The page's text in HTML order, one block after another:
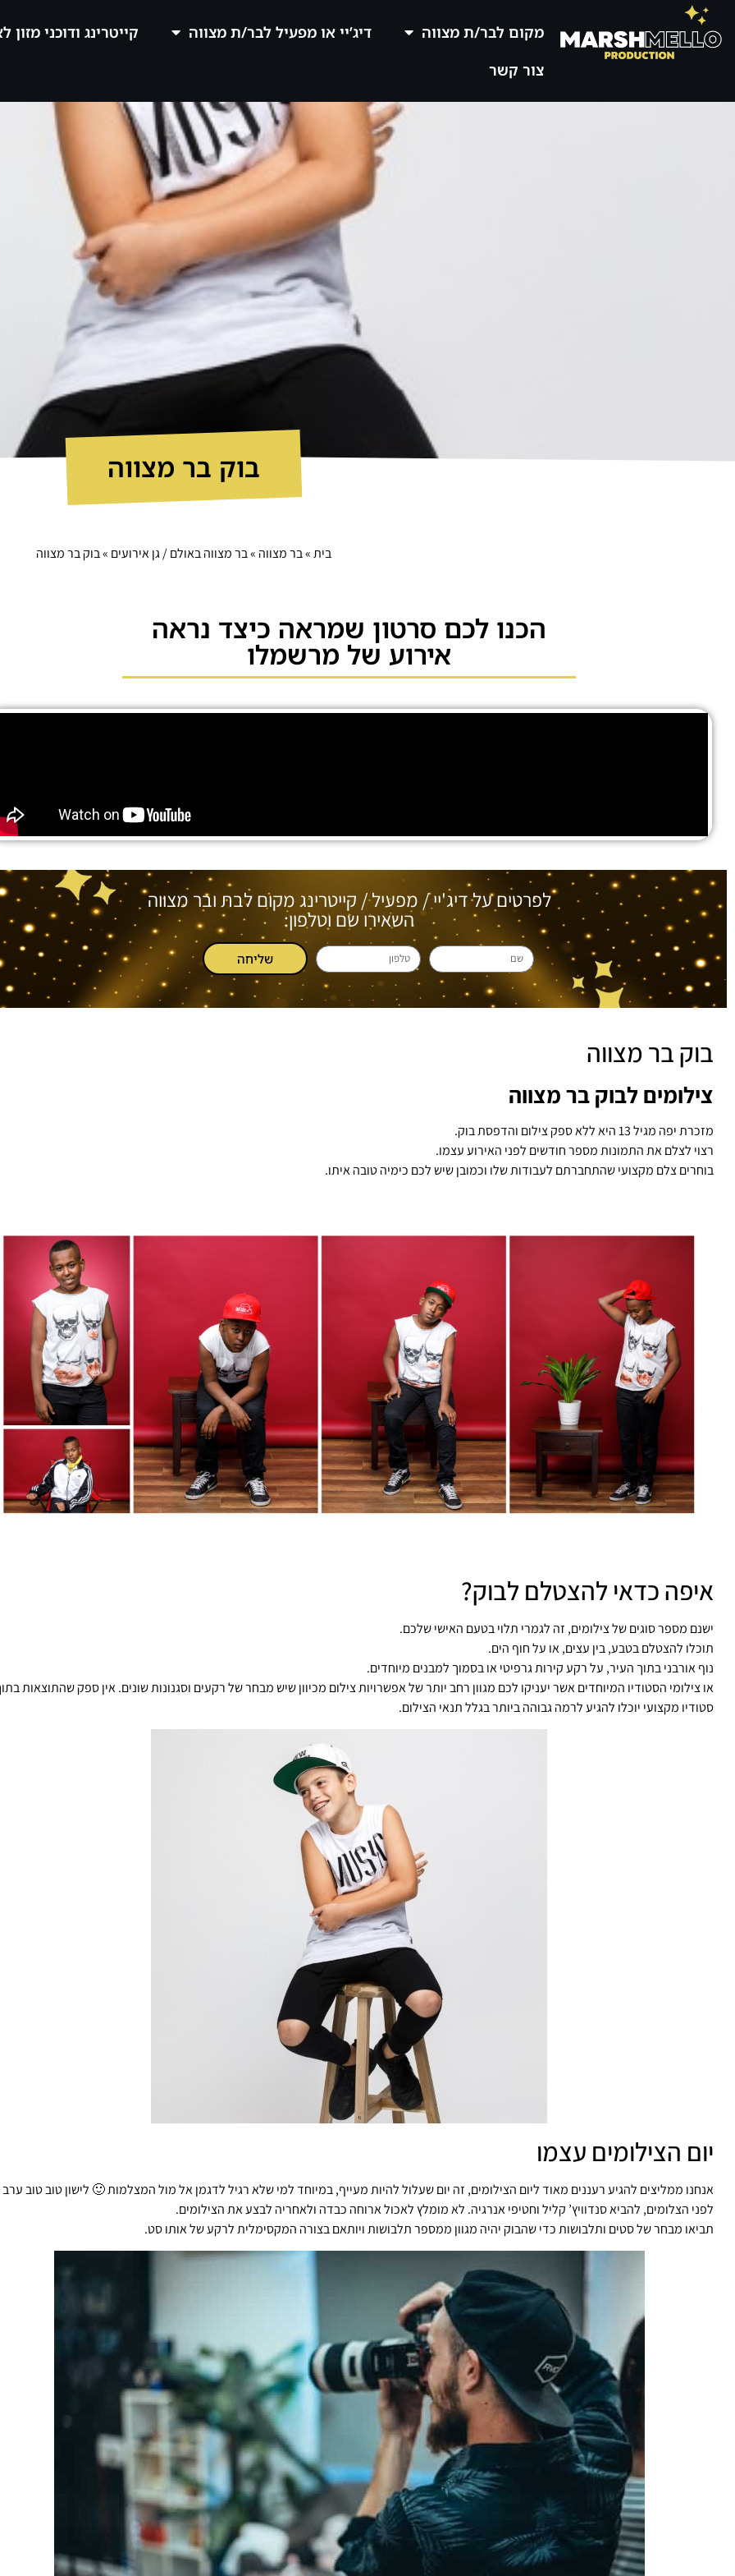
מקום לבר/ת מצווה דיג’יי או מפעיל לבר/ת מצווה קייטרינג ודוכני מזון
צור קשר
בוק בר מצווה
בית»בר מצווה »בר מצווה באולם / גן אירועים »בוק בר מצווה
הכנו לכם סרטון שמראה כיצד נראה
אירוע של מרשמלו
לפרטים על דיג'יי / מפעיל / קייטרינג מקום לבת ובר מצווה
השאירו שם וטלפון:
שליחה
בוק בר מצווה
צילומים לבוק בר מצווה
מזכרת יפה מגיל 13 היא ללא ספק צילום והדפסת בוק.
רצוי לצלם את התמונות מספר חודשים לפני האירוע עצמו.
בוחרים צלם מקצועי שהתחברתם לעבודות שלו וכמובן שיש לכם כימיה טובה איתו.
איפה כדאי להצטלם לבוק?
ישנם מספר סוגים של צילומים, זה לגמרי תלוי בטעם האישי שלכם.
תוכלו להצטלם בטבע, בין עצים, או על חוף הים.
נוף אורבני בתוך העיר, על רקע קירות גרפיטי או בסמוך למבנים מיוחדים.
או צילומי הסטודיו המיוחדים אשר יעניקו לכם מגוון רחב יותר של אפשרויות צילום מכיוון שיש מבחר של רקעים וסגנונות שונים. אין ספק שהתוצאות
סטודיו מקצועי יוכלו להגיע לרמה גבוהה ביותר בגלל תנאי הצילום.
יום הצילומים עצמו
אנחנו ממליצים להגיע רעננים מאוד ליום הצילומים, זה יום שעלול להיות מעייף, במיוחד למי שלא רגיל לדגמן אל מול המצלמות 🙂 לישון טוב טוב ערב
לפני הצלומים, להביא סנדוויץ’ קליל וחטיפי אנרגיה. לא מומלץ לאכול ארוחה כבדה ולאחריה לבצע את הצילומים.
תביאו מבחר של סטים ותלבושות כדי שהבוק יהיה מגוון ממספר תלבושות ויותאם בצורה המקסימלית לרקע של אותו סט.